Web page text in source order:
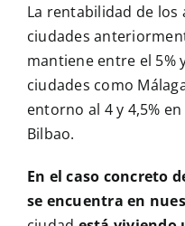
La rentabilidad de
ciudades
mantiene entre el 5%
ciudades como
entorno al 4 y 4,5%
Bilbao.
En el caso concreto
se encuentra en